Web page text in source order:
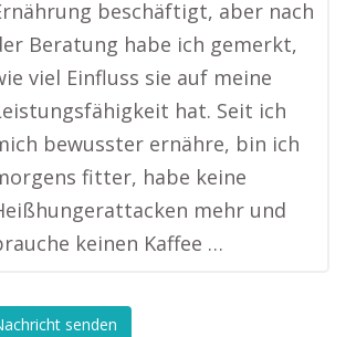
beschäftigt, aber nach
Beratung habe ich gemerkt,
viel Einfluss sie auf meine
hat. Seit ich
bewusster ernähre, bin ich
fitter, habe keine
mehr und
keinen Kaffee …
senden